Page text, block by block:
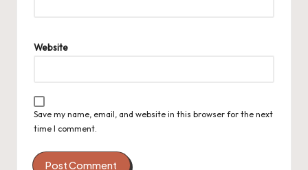
Website
Save my name, email, and website in this browser for the next
time I comment.